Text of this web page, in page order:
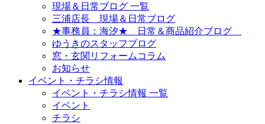
現場＆日常ブログ 一覧
三浦店長 現場＆日常ブログ
★事務員：海汐★ 日常＆商品紹介ブログ
ゆうきのスタッフブログ
窓・玄関リフォームコラム
お知らせ
イベント・チラシ情報
イベント・チラシ情報 一覧
イベント
チラシ